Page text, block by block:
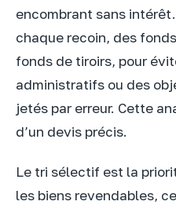
encombrant sans
chaque recoin, des
fonds de tiroirs, pour
administratifs ou des
jetés par erreur. Cette
d’un devis précis.
Le tri sélectif est la
les biens revendables,